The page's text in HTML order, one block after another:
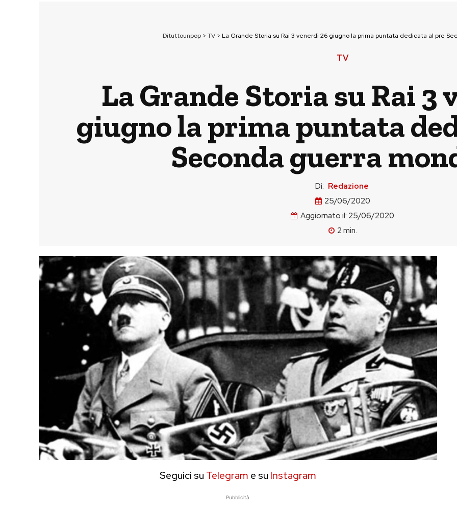
Dituttounpop > TV > La Grande Storia su Rai 3 venerdì 26 giugno la prima puntata dedicata al pre
TV
La Grande Storia su Rai 3
giugno la prima puntata
Seconda guerra
Di: Redazione
25/06/2020
Aggiornato il: 25/06/2020
2 min.
Seguici su Telegram e su Instagram
Pubblicità